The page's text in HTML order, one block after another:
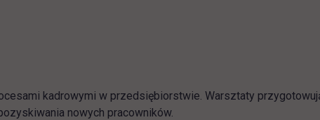
kadrowymi w przedsiębiorstwie. Warsztaty
nowych pracowników.